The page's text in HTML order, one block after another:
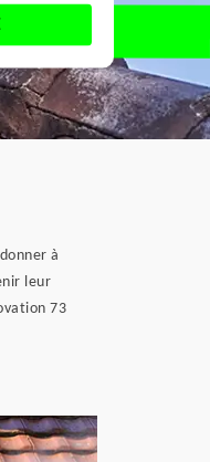
à
leur
73